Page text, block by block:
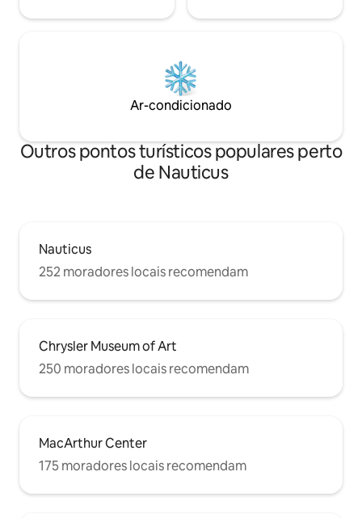
Ar-condicionado
Outros pontos turísticos populares perto
de Nauticus
Nauticus
252 moradores locais recomendam
Chrysler Museum of Art
250 moradores locais recomendam
MacArthur Center
175 moradores locais recomendam